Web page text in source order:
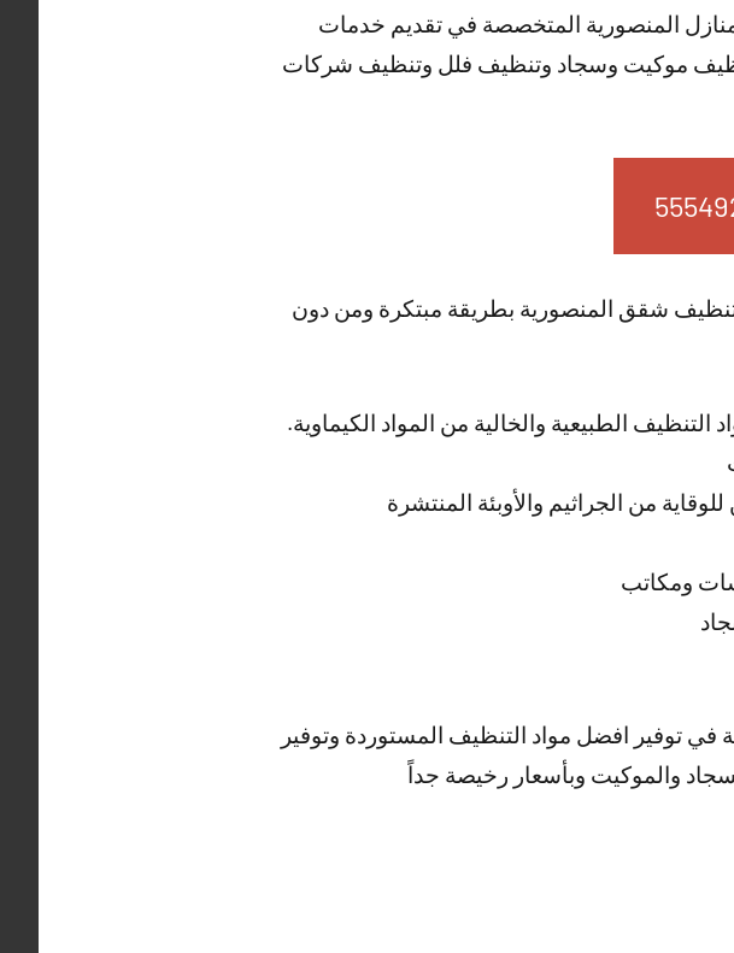
المنصورية المتخصصة في تقديم خدمات
موكيت وسجاد وتنظيف فلل وتنظيف شركات
تنظيف شقق المنصورية بطريقة مبتكرة ومن دون
الطبيعية والخالية من المواد الكيماوية.
من الجراثيم والأوبئة المنتشرة
ومكاتب
توفير افضل مواد التنظيف المستوردة وتوفير
والموكيت وبأسعار رخيصة جداً